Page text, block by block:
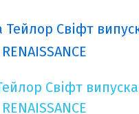
Свіфт